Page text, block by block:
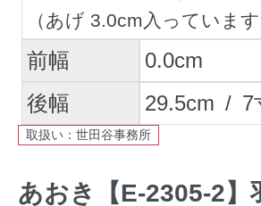
（あげ 3.0cm入っています
前幅 0.0cm
後幅
29.5cm / 7
取扱い：世田谷事務所
あおき【E-2305-2】